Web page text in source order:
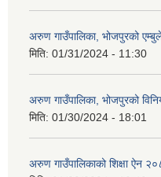
अरुण गाउँपालिका, भोजपुरको
मिति: 01/31/2024 - 11:30
अरुण गाउँपालिका, भोजपुरको
मिति: 01/30/2024 - 18:01
अरुण गाउँपालिकाको शिक्षा ऐन